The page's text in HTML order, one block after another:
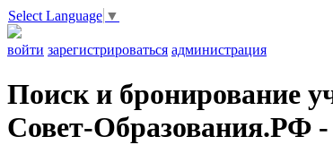
Select Language ▼
войти зарегистрироваться администрация
Поиск и бронирование
Совет-Образования.РФ -